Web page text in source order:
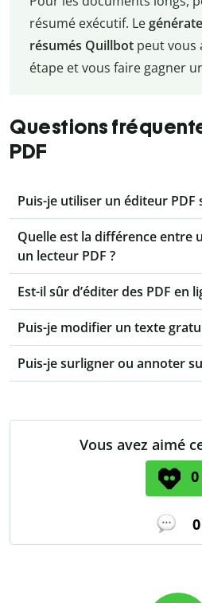
résumé exécutif. Le
résumés Quillbotpeut vous
étape et vous faire gagner
Questions
PDF
Puis-je utiliser un éditeur
Quelle est la différence entre
un lecteur PDF ?
Est-il sûr d’éditer des PDF en
Puis-je modifier un texte
Puis-je surligner ou annoter
Vous avez aimé
0
0